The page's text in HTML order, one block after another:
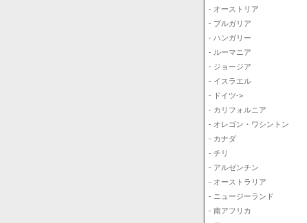
- オーストリア
- ブルガリア
- ハンガリー
- ルーマニア
- ジョージア
- イスラエル
- ドイツ->
- カリフォルニア
- オレゴン・ワシントン
- カナダ
- チリ
- アルゼンチン
- オーストラリア
- ニュージーランド
- 南アフリカ